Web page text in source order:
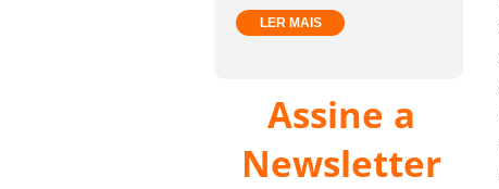
LER MAIS
Assine a
Newsletter